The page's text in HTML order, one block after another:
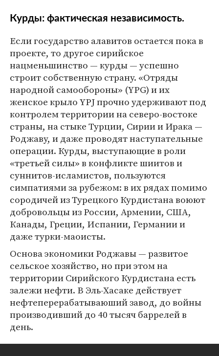
Курды: фактическая независимость.
Если государство алавитов остается пока в
проекте, то другое сирийское
нацменьшинство — курды — успешно
строит собственную страну. «Отряды
народной самообороны» (YPG) и их
женское крыло YPJ прочно удерживают под
контролем территории на северо-востоке
страны, на стыке Турции, Сирии и Ирака —
Роджаву, и даже проводят наступательные
операции. Курды, выступающие в роли
«третьей силы» в конфликте шиитов и
суннитов-исламистов, пользуются
симпатиями за рубежом: в их рядах помимо
сородичей из Турецкого Курдистана воюют
добровольцы из России, Армении, США,
Канады, Греции, Испании, Германии и
даже турки-маоисты.
Основа экономики Роджавы — развитое
сельское хозяйство, но при этом на
территории Сирийского Курдистана есть
залежи нефти. В Эль-Хасаке действует
нефтеперерабатываюший завод, до войны
производивший до 40 тысяч баррелей в
день.